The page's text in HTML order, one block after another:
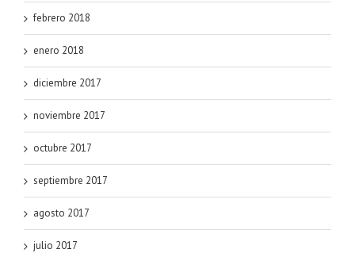
febrero 2018
enero 2018
diciembre 2017
noviembre 2017
octubre 2017
septiembre 2017
agosto 2017
julio 2017